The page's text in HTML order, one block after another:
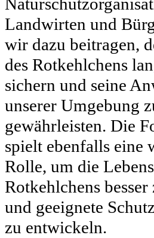
Landwirten und
wir dazu beitragen,
des Rotkehlchens
sichern und seine
unserer Umgebung
gewährleisten. Die
spielt ebenfalls eine
Rolle, um die
Rotkehlchens besser
und geeignete
zu entwickeln.